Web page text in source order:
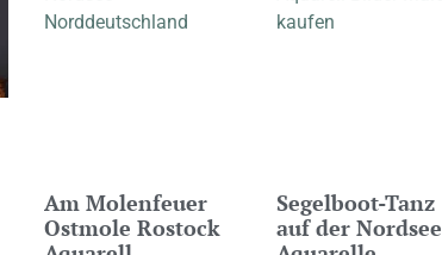
Am Molenfeuer
Ostmole Rostock
Segelboot-Tanz
auf der Nordsee